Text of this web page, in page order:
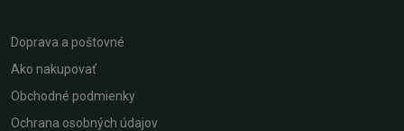
Doprava a poštovné
Ako nakupovať
Obchodné podmienky
Ochrana osobných údajov